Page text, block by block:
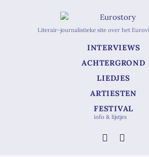
Literair-journalistieke site over het
INTERVIEWS
ACHTERGROND
LIEDJES
ARTIESTEN
FESTIVAL
info & lijstjes